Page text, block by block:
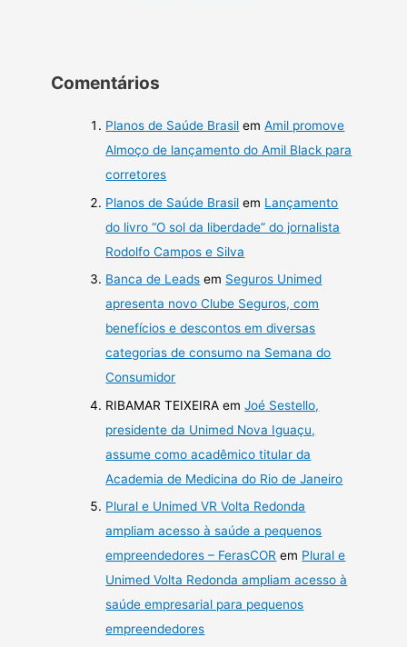
Comentários
Planos de Saúde Brasil emAmil promove
Almoço de lançamento do Amil Black para
corretores
Planos de Saúde Brasil em Lançamento
do livro “O sol da liberdade” do jornalista
Rodolfo Campos e Silva
Banca de Leads em Seguros Unimed
apresenta novo Clube Seguros, com
benefícios e descontos em diversas
categorias de consumo na Semana do
Consumidor
RIBAMAR TEIXEIRA emJoé Sestello,
presidente da Unimed Nova Iguaçu,
assume como acadêmico titular da
Academia de Medicina do Rio de Janeiro
Plural e Unimed VR Volta Redonda
ampliam acesso à saúde a pequenos
empreendedores – FerasCOR em Plural e
Unimed Volta Redonda ampliam acesso à
saúde empresarial para pequenos
empreendedores